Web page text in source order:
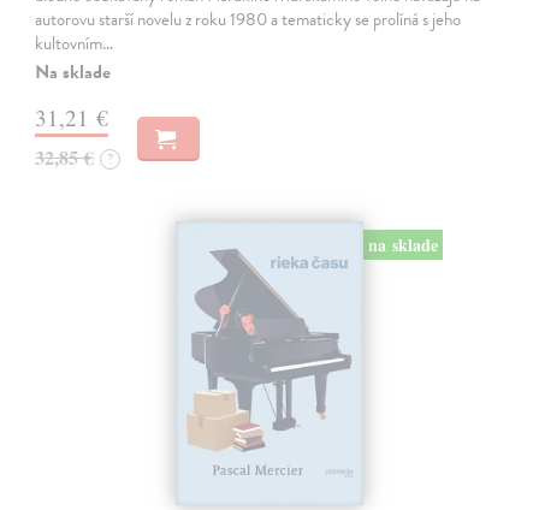
autorovu starší novelu z roku 1980 a tematicky se prolíná s jeho
kultovním…
Na sklade
31,21 €
32,85 € ?
na sklade